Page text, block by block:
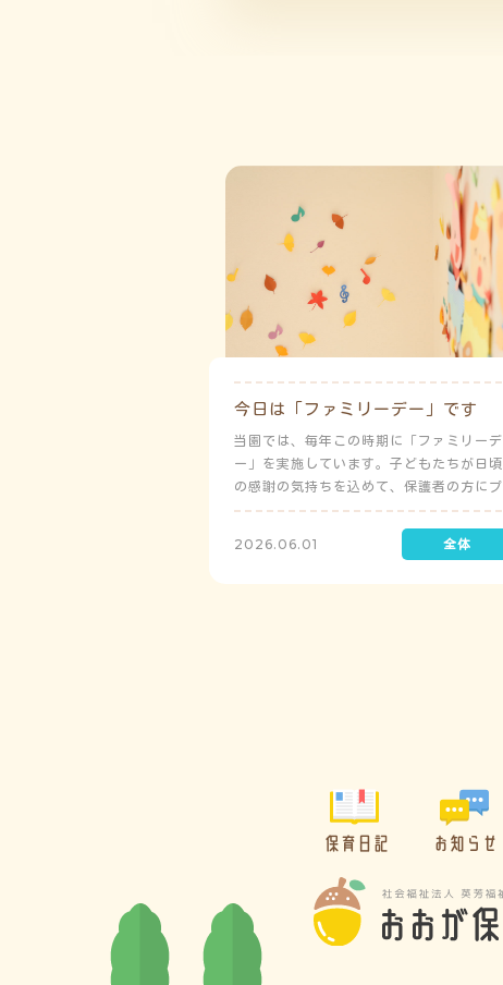
今日は「ファミリーデー」です
当園では、毎年この時期に「ファミリーデ
ー」を実施しています。子どもたちが日頃
の感謝の気持ちを込めて、保護者の方にプ
レゼントを制作して渡します。
2026.06.01
保育日記 お知らせ